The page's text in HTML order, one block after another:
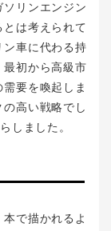
リンエンジン
は考えられて
車に代わる持
初から高級市
要を喚起しま
高い戦略でし
しました。
で描かれるよ